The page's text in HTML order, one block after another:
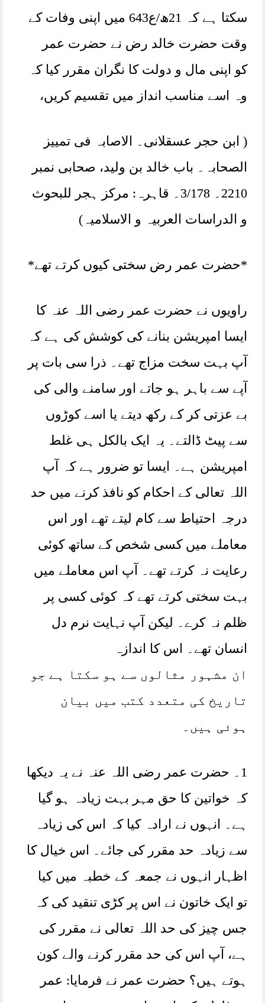
سکتا ہے کہ 21ھ/ع643 میں اپنی وفات کے
وقت حضرت خالد رض نے حضرت عمر
کو اپنی مال و دولت کا نگران مقرر کیا کہ
وہ اسے مناسب انداز میں تقسیم کریں،
( ابن حجر عسقلانی۔ الاصابہ فی تمییز
الصحابہ۔ باب خالد بن ولید، صحابی نمبر
2210۔ 3/178۔ قاہرہ: مرکز ہجر للبحوث
و الدراسات العربیہ و الاسلامیہ)
*حضرت عمر رض سختی کیوں کرتے تھے*
راویوں نے حضرت عمر رضی اللہ عنہ کا
ایسا امپریشن بنانے کی کوشش کی ہے کہ
آپ بہت سخت مزاج تھے۔ ذرا سی بات پر
آپے سے باہر ہو جاتے اور سامنے والی کی
بے عزتی کر کے رکھ دیتے یا اسے کوڑوں
سے پیٹ ڈالتے۔ یہ ایک بالکل ہی غلط
امپریشن ہے۔ ایسا تو ضرور ہے کہ آپ
اللہ تعالی کے احکام کو نافذ کرنے میں حد
درجہ احتیاط سے کام لیتے تھے اور اس
معاملے میں کسی شخص کے ساتھ کوئی
رعایت نہ کرتے تھے۔ آپ اس معاملے میں
بہت سختی کرتے تھے کہ کوئی کسی پر
ظلم نہ کرے۔ لیکن آپ نہایت نرم دل
انسان تھے۔ اس کا اندازہ
ان مشہور مثالوں سے ہو سکتا ہے جو
تاریخ کی متعدد کتب میں بیان
ہوئی ہیں۔
1۔ حضرت عمر رضی اللہ عنہ نے یہ دیکھا
کہ خواتین کا حق مہر بہت زیادہ ہو گیا
ہے۔ انہوں نے ارادہ کیا کہ اس کی زیادہ
سے زیادہ حد مقرر کی جائے۔ اس خیال کا
اظہار انہوں نے جمعہ کے خطبہ میں کیا
تو ایک خاتون نے اس پر کڑی تنقید کی کہ
جس چیز کی حد اللہ تعالی نے مقرر کی
ہے، آپ اس کی حد مقرر کرنے والے کون
ہوتے ہیں؟ حضرت عمر نے فرمایا: عمر